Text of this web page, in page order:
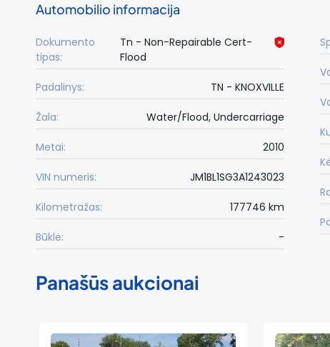
Automobilio informacija
Dokumento
tipas:
Tn - Non-Repairable Cert-
Flood
Padalinys: TN - KNOXVILLE
Žala: Water/Flood, Undercarriage
Metai: 2010
VIN numeris: JM1BL1SG3A1243023
Kilometražas: 177746 km
Būklė: -
Panašūs aukcionai